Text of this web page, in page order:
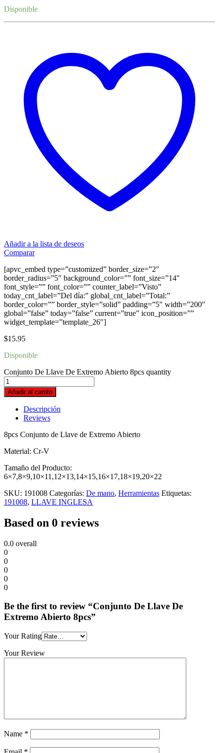
Disponible
Añadir a la lista de deseos
Comparar
[apvc_embed type=”customized” border_size=”2″
border_radius=”5″ background_color=”” font_size=”14″
font_style=”” font_color=”” counter_label=”Visto”
today_cnt_label=”Del día:” global_cnt_label=”Total:”
border_color=”” border_style=”solid” padding=”5″ width=”200″
global=”false” today=”false” current=”true” icon_position=””
widget_template=”template_26″]
$15.95
Disponible
Conjunto De Llave De Extremo Abierto 8pcs quantity
Añadir al carrito
Descripción
Reviews
8pcs Conjunto de Llave de Extremo Abierto
Material: Cr-V
Tamaño del Producto:
6×7,8×9,10×11,12×13,14×15,16×17,18×19,20×22
SKU: 191008 Categorías: De mano, Herramientas Etiquetas:
191008, LLAVE INGLESA
Based on 0 reviews
0.0 overall
0
0
0
0
0
Be the first to review “Conjunto De Llave De
Extremo Abierto 8pcs”
Your Rating
Your Review
Name *